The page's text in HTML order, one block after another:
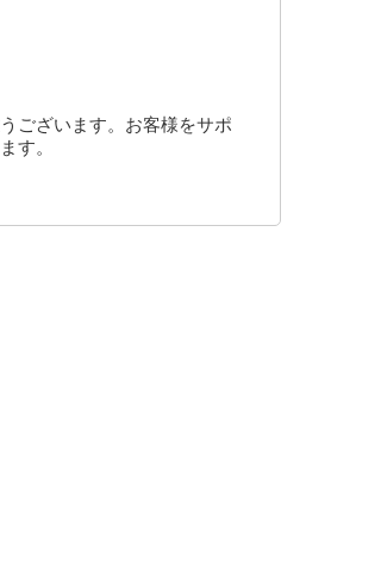
ございます。お客様をサポ
す。